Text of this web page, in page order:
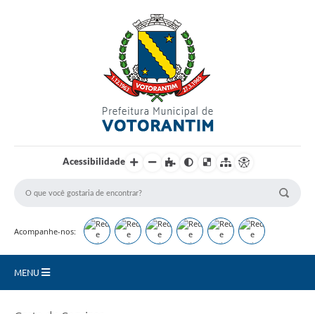
Acessibilidade
Acompanhe-nos:
MENU